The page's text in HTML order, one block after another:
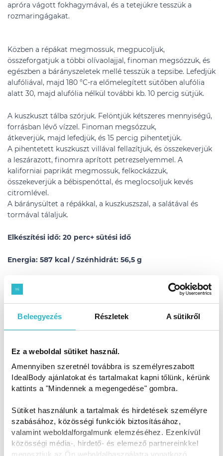
Beleegyezés Részletek A sütikről
Ez a weboldal sütiket használ.
Amennyiben szeretnél továbbra is személyreszabott
IdealBody ajánlatokat és tartalmakat kapni tőlünk, kérünk
kattints a "Mindennek a megengedése" gombra.
Sütiket használunk a tartalmak és hirdetések személyre
szabásához, közösségi funkciók biztosításához,
valamint weboldalforgalmunk elemzéséhez. Ezenkívül
közösségi média-, hirdető- és elemező partnereinkkel
megosztjuk az Ön weboldalhasználatra vonatkozó
apróra vágott fokhagymával, és a tetejükre tesszük a
rozmaringágakat.
Közben a répákat megmossuk, megpucoljuk,
összeforgatjuk a többi olívaolajjal, finoman megsózzuk, és
egészben a bárányszeletek mellé tesszük a tepsibe. Lefedjük
alufóliával, majd 180 °C-ra előmelegített sütőben alufólia
alatt 30, majd alufólia nélkül további kb. 10 percig sütjük.
A kuszkuszt tálba szórjuk. Felöntjük kétszeres mennyiségű,
forrásban lévő vízzel. Finoman megsózzuk,
átkeverjük, majd lefedjük, és 15 percig pihentetjük.
A pihentetett kuszkuszt villával fellazítjuk, és összekeverjük
a leszárazott, finomra aprított petrezselyemmel. A
kaliforniai paprikát megmossuk, felkockázzuk,
összekeverjük a bébispenóttal, és meglocsoljuk kevés
citromlével.
A báránysültet a répákkal, a kuszkuszszal, a salátával és
tormával tálaljuk.
Elkészítési idő: 20 perc+ sütési idő
Energia: 587 kcal / Szénhidrát: 56,5 g
További hasonlóan ínycsiklandó recepteket találsz a Diétás
receptek, izgalmas ízek szakácskönyvünkben!
AJÁNLATUNK